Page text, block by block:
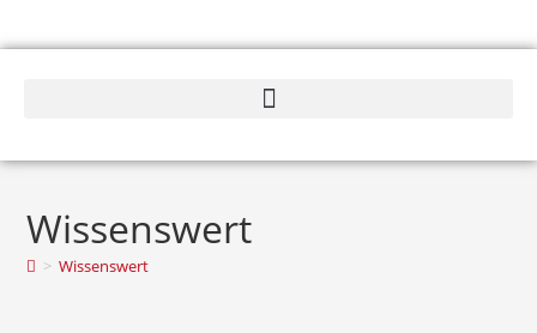
Wissenswert
> Wissenswert